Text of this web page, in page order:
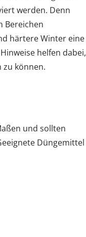
werden. Denn
Bereichen
härtere Winter eine
helfen dabei,
können.
und sollten
Düngemittel